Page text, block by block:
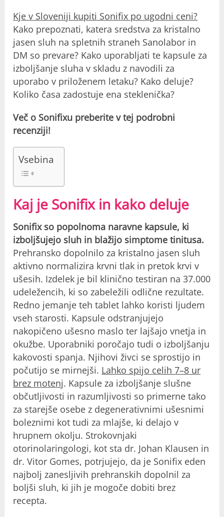
Kje v Sloveniji kupiti Sonifix po ugodni ceni?
Kako prepoznati, katera sredstva za kristalno
jasen sluh na spletnih straneh Sanolabor in
DM so prevare? Kako uporabljati te kapsule za
izboljšanje sluha v skladu z navodili za
uporabo v priloženem letaku? Kako deluje?
Koliko časa zadostuje ena steklenička?
Več o Sonifixu preberite v tej podrobni
recenziji!
Vsebina
Kaj je Sonifix in kako deluje
Sonifix so popolnoma naravne kapsule, ki
izboljšujejo sluh in blažijo simptome tinitusa.
Prehransko dopolnilo za kristalno jasen sluh
aktivno normalizira krvni tlak in pretok krvi v
ušesih. Izdelek je bil klinično testiran na 37.000
udeležencih, ki so zabeležili odlične rezultate.
Redno jemanje teh tablet lahko koristi ljudem
vseh starosti. Kapsule odstranjujejo
nakopičeno ušesno maslo ter lajšajo vnetja in
okužbe. Uporabniki poročajo tudi o izboljšanju
kakovosti spanja. Njihovi živci se sprostijo in
počutijo se mirnejši. Lahko spijo celih 7–8 ur
brez motenj. Kapsule za izboljšanje slušne
občutljivosti in razumljivosti so primerne tako
za starejše osebe z degenerativnimi ušesnimi
boleznimi kot tudi za mlajše, ki delajo v
hrupnem okolju. Strokovnjaki
otorinolaringologi, kot sta dr. Johan Klausen in
dr. Vitor Gomes, potrjujejo, da je Sonifix eden
najbolj zanesljivih prehranskih dopolnil za
boljši sluh, ki jih je mogoče dobiti brez
recepta.